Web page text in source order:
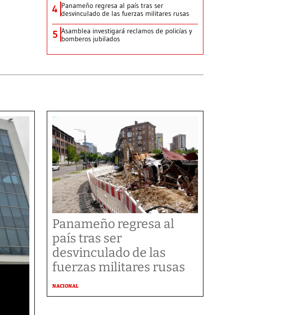
4 Panameño regresa al país tras ser
desvinculado de las fuerzas militares rusas
5 Asamblea investigará reclamos de policías y
bomberos jubilados
Panameño regresa al
país tras ser
desvinculado de las
fuerzas militares rusas
NACIONAL